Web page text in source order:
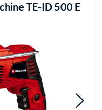
TE-ID 500 E